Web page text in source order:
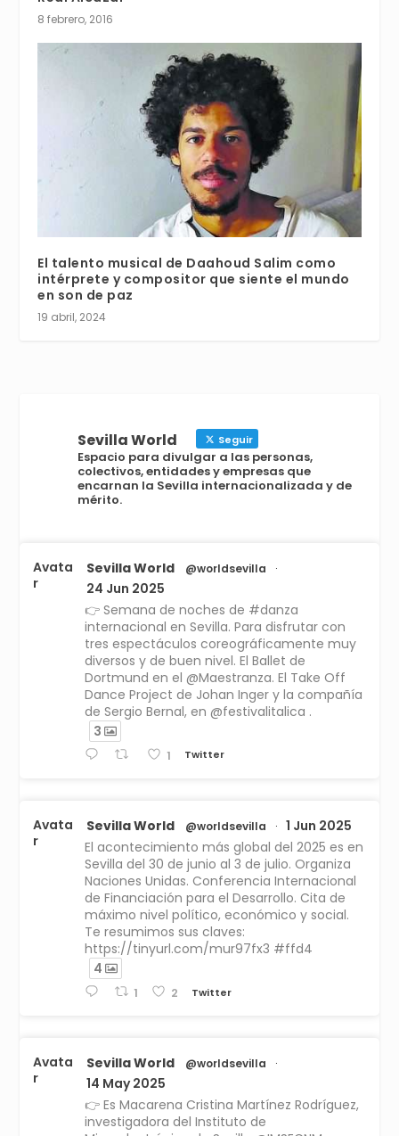
8 febrero, 2016
El talento musical de Daahoud Salim como
intérprete y compositor que siente el mundo
en son de paz
19 abril, 2024
Sevilla World Seguir
Espacio para divulgar a las personas,
colectivos, entidades y empresas que
encarnan la Sevilla internacionalizada y de
mérito.
Avata
r
Sevilla World @worldsevilla ·
24 Jun 2025
👉 Semana de noches de #danza
internacional en Sevilla. Para disfrutar con
tres espectáculos coreográficamente muy
diversos y de buen nivel. El Ballet de
Dortmund en el @Maestranza. El Take Off
Dance Project de Johan Inger y la compañía
de Sergio Bernal, en @festivalitalica .
3
1 Twitter
Avata
r
Sevilla World @worldsevilla ·
1 Jun 2025
El acontecimiento más global del 2025 es en
Sevilla del 30 de junio al 3 de julio. Organiza
Naciones Unidas. Conferencia Internacional
de Financiación para el Desarrollo. Cita de
máximo nivel político, económico y social.
Te resumimos sus claves:
https://tinyurl.com/mur97fx3 #ffd4
4
1 2 Twitter
Avata
r
Sevilla World @worldsevilla ·
14 May 2025
👉 Es Macarena Cristina Martínez Rodríguez,
investigadora del Instituto de